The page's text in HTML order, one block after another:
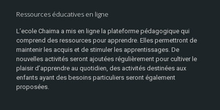
Ressources éducatives en ligne
L’ecole Chaima a mis en ligne la plateforme pédagogique qui
comprend des ressources pour apprendre. Elles permettront de
maintenir les acquis et de stimuler les apprentissages. De
nouvelles activités seront ajoutées régulièrement pour cultiver le
plaisir d’apprendre au quotidien, des activités destinées aux
enfants ayant des besoins particuliers seront également
proposées.